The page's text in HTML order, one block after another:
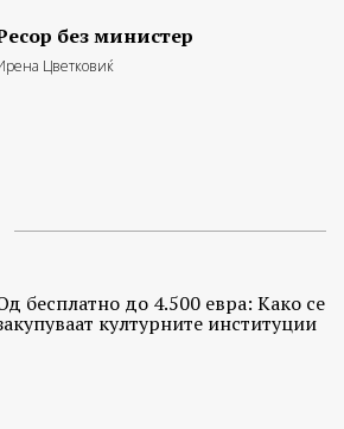
без министер
Цветковиќ
бесплатно до 4.500 евра: Како се
културните институции